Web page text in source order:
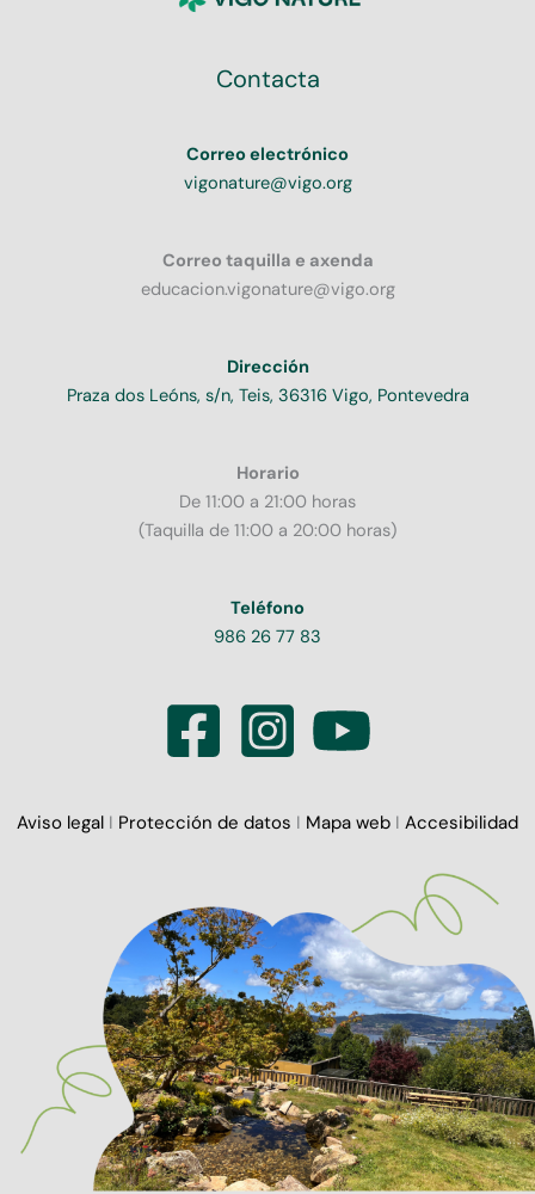
Contacta
Correo electrónico
vigonature@vigo.org
Correo taquilla e axenda
educacion.vigonature@vigo.org
Dirección
Praza dos Leóns, s/n, Teis, 36316 Vigo, Pontevedra
Horario
De 11:00 a 21:00 horas
(Taquilla de 11:00 a 20:00 horas)
Teléfono
986 26 77 83
Aviso legal I Protección de datos I Mapa web I Accesibilidad